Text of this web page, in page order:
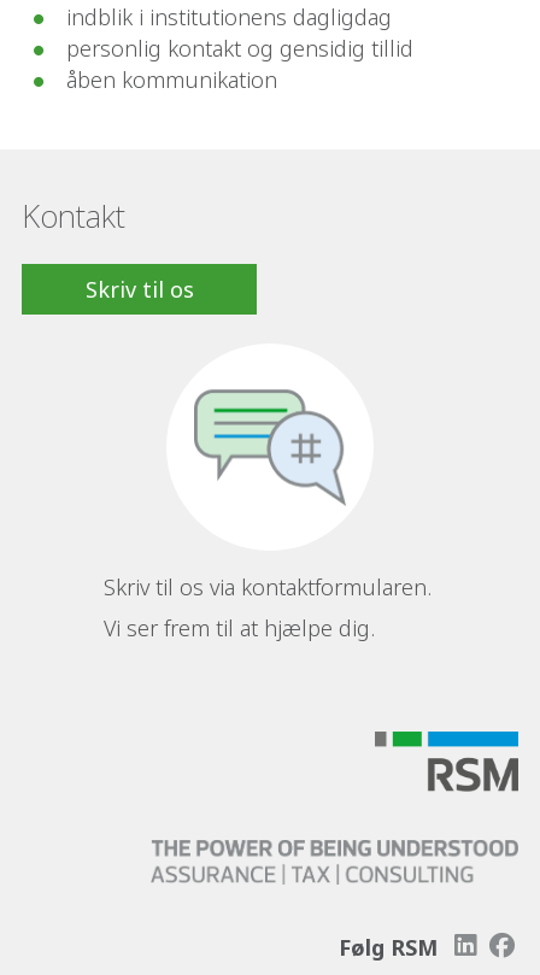
indblik i institutionens dagligdag
personlig kontakt og gensidig tillid
åben kommunikation
Kontakt
Skriv til os
Skriv til os via kontaktformularen.
Vi ser frem til at hjælpe dig.
Følg RSM